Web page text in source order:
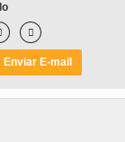

Enviar E-mail